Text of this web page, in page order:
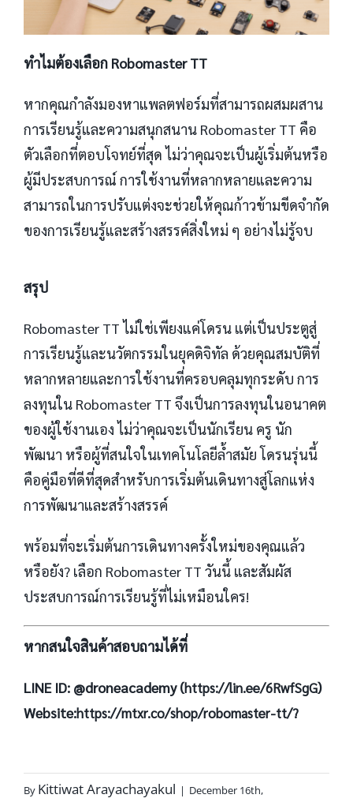
ทำไมต้องเลือก Robomaster TT
หากคุณกำลังมองหาแพลตฟอร์มที่สามารถผสมผสาน
การเรียนรู้และความสนุกสนาน Robomaster TT คือ
ตัวเลือกที่ตอบโจทย์ที่สุด ไม่ว่าคุณจะเป็นผู้เริ่มต้นหรือ
ผู้มีประสบการณ์ การใช้งานที่หลากหลายและความ
สามารถในการปรับแต่งจะช่วยให้คุณก้าวข้ามขีดจำกัด
ของการเรียนรู้และสร้างสรรค์สิ่งใหม่ ๆ อย่างไม่รู้จบ
สรุป
Robomaster TT ไม่ใช่เพียงแค่โดรน แต่เป็นประตูสู่
การเรียนรู้และนวัตกรรมในยุคดิจิทัล ด้วยคุณสมบัติที่
หลากหลายและการใช้งานที่ครอบคลุมทุกระดับ การ
ลงทุนใน Robomaster TT จึงเป็นการลงทุนในอนาคต
ของผู้ใช้งานเอง ไม่ว่าคุณจะเป็นนักเรียน ครู นัก
พัฒนา หรือผู้ที่สนใจในเทคโนโลยีล้ำสมัย โดรนรุ่นนี้
คือคู่มือที่ดีที่สุดสำหรับการเริ่มต้นเดินทางสู่โลกแห่ง
การพัฒนาและสร้างสรรค์
พร้อมที่จะเริ่มต้นการเดินทางครั้งใหม่ของคุณแล้ว
หรือยัง? เลือก Robomaster TT วันนี้ และสัมผัส
ประสบการณ์การเรียนรู้ที่ไม่เหมือนใคร!
หากสนใจสินค้าสอบถามได้ที่
LINE ID: @droneacademy (https://lin.ee/6RwfSgG)
Website:https://mtxr.co/shop/robomaster-tt/?
By Kittiwat Arayachayakul | December 16th,